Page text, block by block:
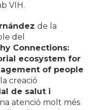
VIH.
de la
del
Connections:
ecosystem for
of people
creació
de salut i
atenció molt més